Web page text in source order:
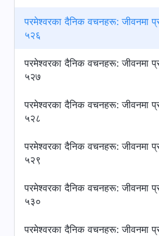
परमेश्‍वरका दैनिक वचनहरू: जीवनमा
५२६
परमेश्‍वरका दैनिक वचनहरू: जीवनमा
५२७
परमेश्‍वरका दैनिक वचनहरू: जीवनमा
५२८
परमेश्‍वरका दैनिक वचनहरू: जीवनमा
५२९
परमेश्‍वरका दैनिक वचनहरू: जीवनमा
५३०
परमेश्‍वरका दैनिक वचनहरू: जीवनमा